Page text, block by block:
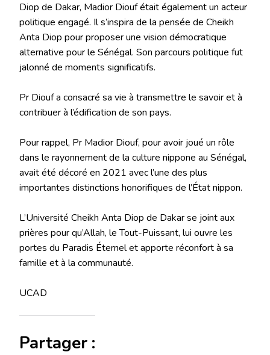
Diop de Dakar, Madior Diouf était également un acteur
politique engagé. Il s’inspira de la pensée de Cheikh
Anta Diop pour proposer une vision démocratique
alternative pour le Sénégal. Son parcours politique fut
jalonné de moments significatifs.
Pr Diouf a consacré sa vie à transmettre le savoir et à
contribuer à l’édification de son pays.
Pour rappel, Pr Madior Diouf, pour avoir joué un rôle
dans le rayonnement de la culture nippone au Sénégal,
avait été décoré en 2021 avec l’une des plus
importantes distinctions honorifiques de l’État nippon.
L’Université Cheikh Anta Diop de Dakar se joint aux
prières pour qu’Allah, le Tout-Puissant, lui ouvre les
portes du Paradis Éternel et apporte réconfort à sa
famille et à la communauté.
UCAD
Partager :